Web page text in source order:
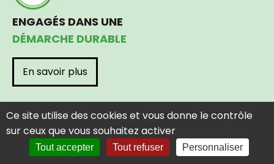
Accueil Catalogues
ENGAGÉS DANS UNE
DÉMARCHE DURABLE
En savoir plus
Ce site utilise des cookies et vous donne le contrôle
sur ceux que vous souhaitez activer
Tout accepter Tout refuser Personnaliser